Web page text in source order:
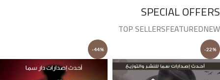
SPECIAL OFFERS
NEW
FEATURED
TOP SELLERS
-22%
-44%